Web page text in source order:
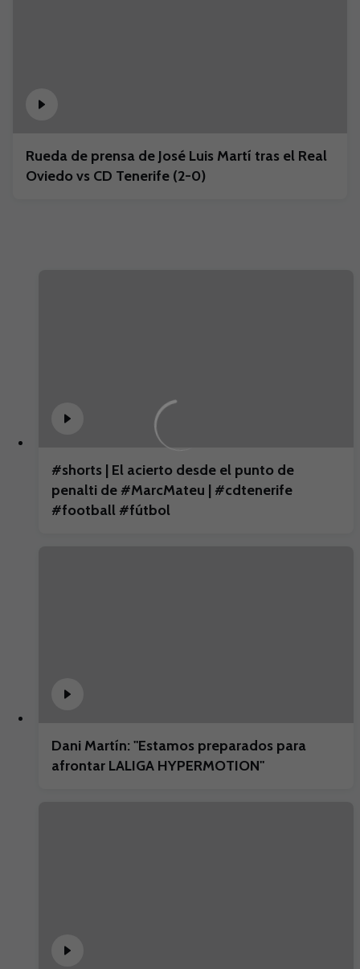
Rueda de prensa de José Luis Martí tras el Real
Oviedo vs CD Tenerife (2-0)
#shorts | El acierto desde el punto de
penalti de #MarcMateu | #cdtenerife
#football #fútbol
Dani Martín: "Estamos preparados para
afrontar LALIGA HYPERMOTION"